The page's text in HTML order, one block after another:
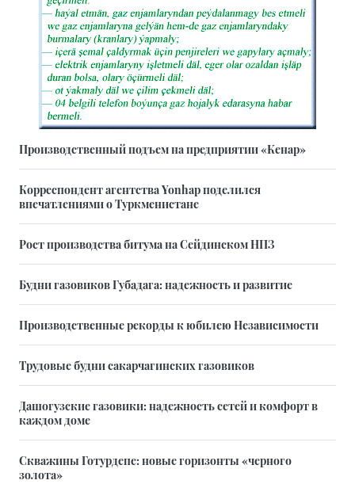
Производственный подъем на предприятии «Кенар»
Корреспондент агентства Yonhap поделился
впечатлениями о Туркменистане
Рост производства битума на Сейдинском НПЗ
Будни газовиков Губадага: надежность и развитие
Производственные рекорды к юбилею Независимости
Трудовые будни сакарчагинских газовиков
Дашогузские газовики: надежность сетей и комфорт в
каждом доме
Скважины Готурдепе: новые горизонты «черного
золота»